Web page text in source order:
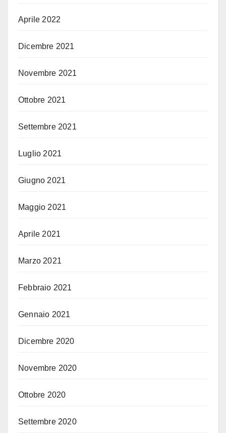
Aprile 2022
Dicembre 2021
Novembre 2021
Ottobre 2021
Settembre 2021
Luglio 2021
Giugno 2021
Maggio 2021
Aprile 2021
Marzo 2021
Febbraio 2021
Gennaio 2021
Dicembre 2020
Novembre 2020
Ottobre 2020
Settembre 2020